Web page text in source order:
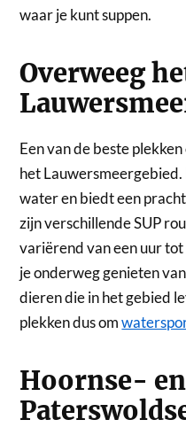
waar je kunt suppen.
Overweeg
Een van de beste
het
water en biedt een
zijn verschillende SUP
variërend van een uur
je onderweg genieten
dieren die in het gebied
plekken dus om
Hoornse- en